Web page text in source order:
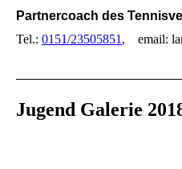
Partnercoach des
Tel.: 0151/23505851 , email:
Jugend Galerie